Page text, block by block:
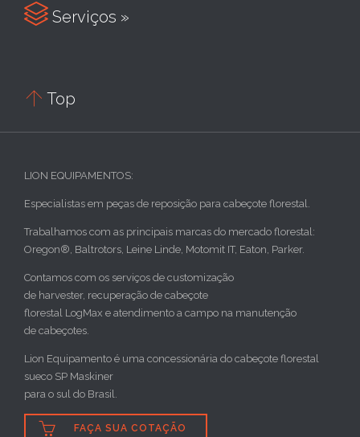
 Serviços »
 Top
LION EQUIPAMENTOS:
Especialistas em peças de reposição para cabeçote florestal.
Trabalhamos com as principais marcas do mercado florestal:
Oregon®, Baltrotors, Leine Linde, Motomit IT, Eaton, Parker.
Contamos com os serviços de customização
de harvester, recuperação de cabeçote
florestal LogMax e atendimento a campo na manutenção
de cabeçotes.
Lion Equipamento é uma concessionária do cabeçote florestal
sueco SP Maskiner
para o sul do Brasil.
 FAÇA SUA COTAÇÃO